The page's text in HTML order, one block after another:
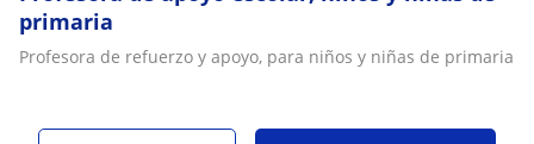
primaria
Profesora de refuerzo y apoyo, para niños y niñas de primaria